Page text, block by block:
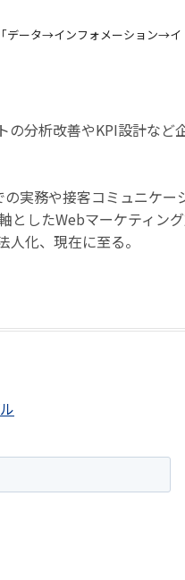
データ→インフォメーション→イ
の分析改善やKPI設計など
実務や接客コミュニケー
としたWebマーケティン
化、現在に至る。